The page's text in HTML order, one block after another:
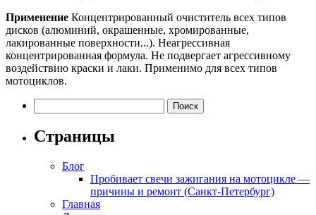
Применение Концентрированный очиститель всех типов
дисков (алюминий, окрашенные, хромированные,
лакированные поверхности...). Неагрессивная
концентрированная формула. Не подвергает агрессивному
воздействию краски и лаки. Применимо для всех типов
мотоциклов.
Страницы
Блог
Пробивает свечи зажигания на мотоцикле —
причины и ремонт (Санкт-Петербург)
Главная